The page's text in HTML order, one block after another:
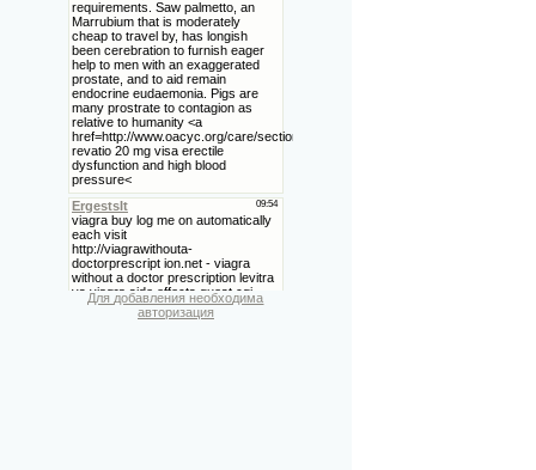
Для добавления необходима
авторизация